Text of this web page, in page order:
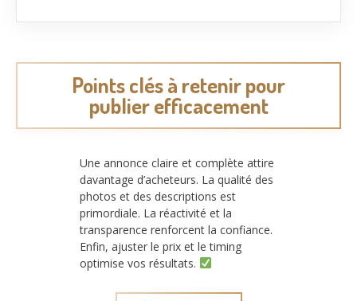
Points clés à retenir pour
publier efficacement
Une annonce claire et complète attire
davantage d’acheteurs. La qualité des
photos et des descriptions est
primordiale. La réactivité et la
transparence renforcent la confiance.
Enfin, ajuster le prix et le timing
optimise vos résultats.